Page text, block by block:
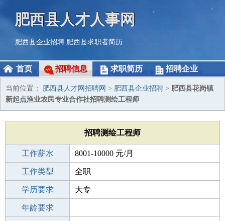
肥西县人才人事网
肥西县企业招聘 肥西县求职者简历
首页 招聘信息 求职简历 招聘企业
当前位置： 肥西县人才网招聘网 > 肥西县企业招聘 > 肥西县花岗镇
新起点渔业农民专业合作社招聘测绘工程师
招聘测绘工程师
工作薪水 8001-10000 元/月
招聘人数 若干
工作类型 全职
性别要求 -
学历要求 大专
工作经验
年龄要求